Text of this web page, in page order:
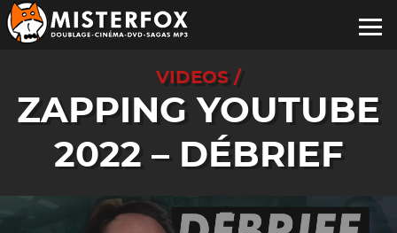
VIDEOS /
ZAPPING YOUTUBE
2022 – DÉBRIEF